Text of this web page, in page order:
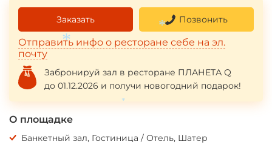
Заказать Позвонить
Отправить инфо о ресторане себе на эл.
почту
Забронируй зал в ресторане ПЛАНЕТА Q
до 01.12.2026 и получи новогодний подарок!
О площадке
Банкетный зал, Гостиница / Отель, Шатер
*
*